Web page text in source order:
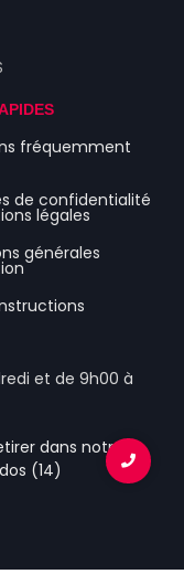
fréquemment
de confidentialité
légales
générales
et de 9h00 à
dans notre
(14)